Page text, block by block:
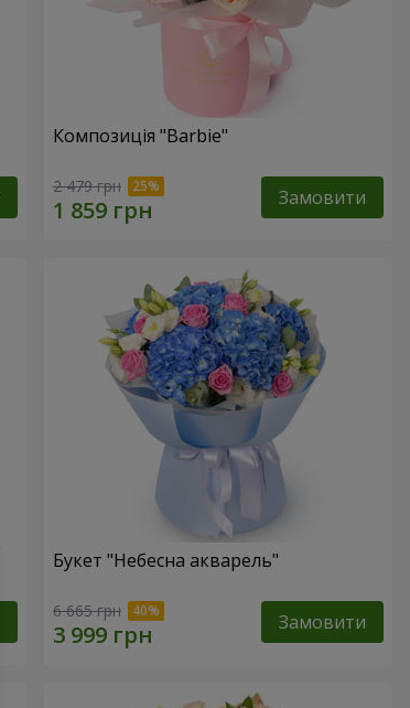
Композиція "Barbie"
2 479 грн Замовити
Букет "Небесна акварель"
6 665 грн Замовити